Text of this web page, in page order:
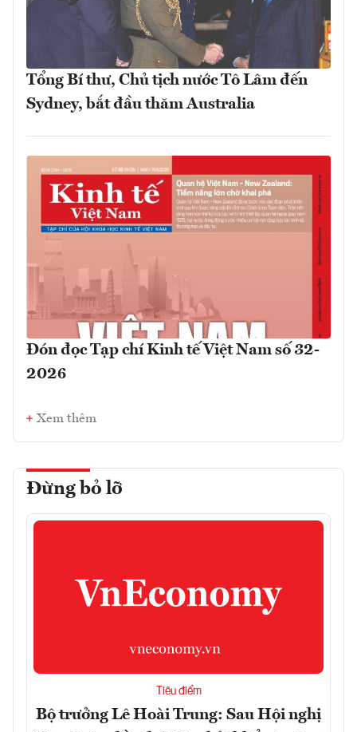
Tổng Bí thư, Chủ tịch nước Tô Lâm đến
Sydney, bắt đầu thăm Australia
Đón đọc Tạp chí Kinh tế Việt Nam số 32-
2026
Xem thêm
Đừng bỏ lỡ
Tiêu điểm
Bộ trưởng Lê Hoài Trung: Sau Hội nghị